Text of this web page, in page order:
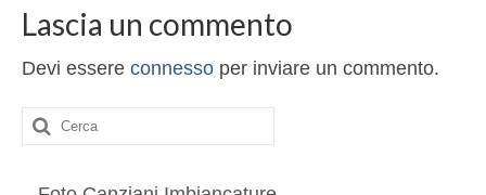
Altri servizi
Posa pavimento laminato
Muratura
Lascia un commento
Devi essere connesso per inviare un commento.
Cerca: